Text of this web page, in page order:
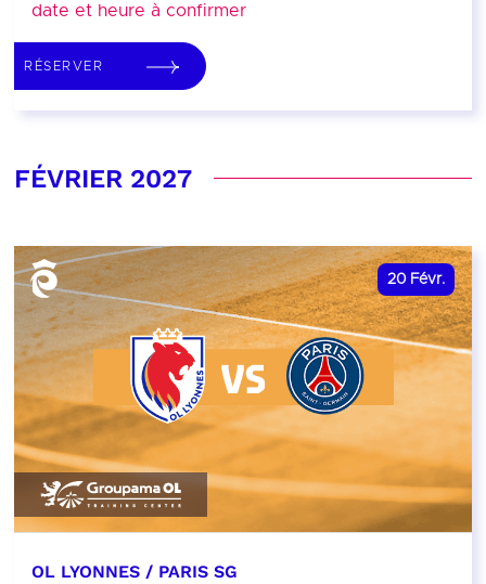
date et heure à confirmer
RÉSERVER
FÉVRIER 2027
20 Févr.
OL LYONNES / PARIS SG